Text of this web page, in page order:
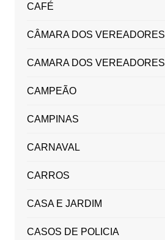
CAFÉ
CÂMARA DOS VEREADORES
CAMARA DOS VEREADORES
CAMPEÃO
CAMPINAS
CARNAVAL
CARROS
CASA E JARDIM
CASOS DE POLICIA